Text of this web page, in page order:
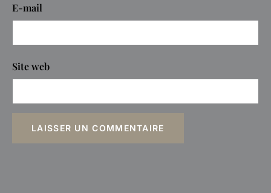
E-mail
Site web